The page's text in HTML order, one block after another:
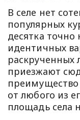
В селе нет
популярных
десятка
идентичных
раскрученных
приезжают
от любого из
площадь села